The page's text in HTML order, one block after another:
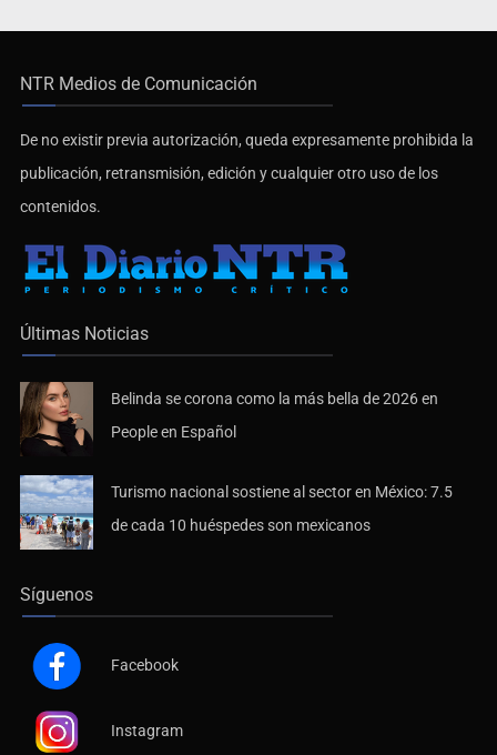
NTR Medios de Comunicación
De no existir previa autorización, queda expresamente prohibida la
publicación, retransmisión, edición y cualquier otro uso de los
contenidos.
Últimas Noticias
Belinda se corona como la más bella de 2026 en
People en Español
Turismo nacional sostiene al sector en México: 7.5
de cada 10 huéspedes son mexicanos
Síguenos
Facebook
Instagram